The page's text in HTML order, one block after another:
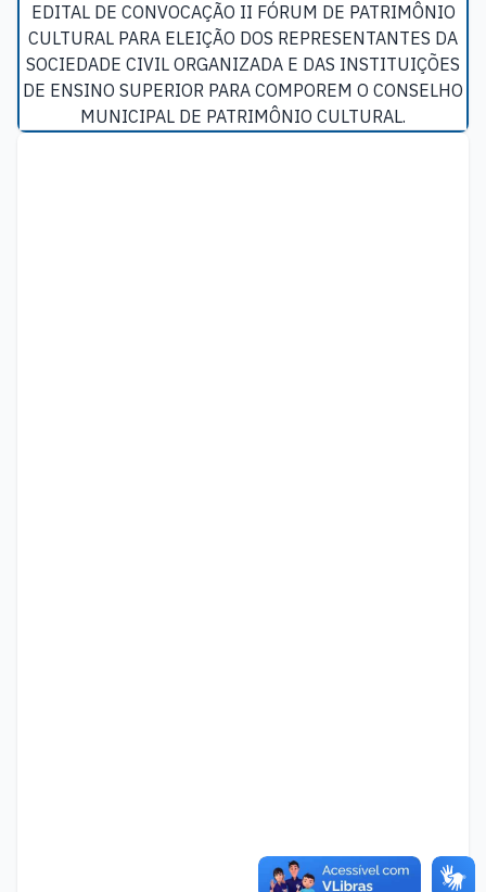
EDITAL DE CONVOCAÇÃO II FÓRUM DE PATRIMÔNIO
CULTURAL PARA ELEIÇÃO DOS REPRESENTANTES DA
SOCIEDADE CIVIL ORGANIZADA E DAS INSTITUIÇÕES
DE ENSINO SUPERIOR PARA COMPOREM O CONSELHO
MUNICIPAL DE PATRIMÔNIO CULTURAL.